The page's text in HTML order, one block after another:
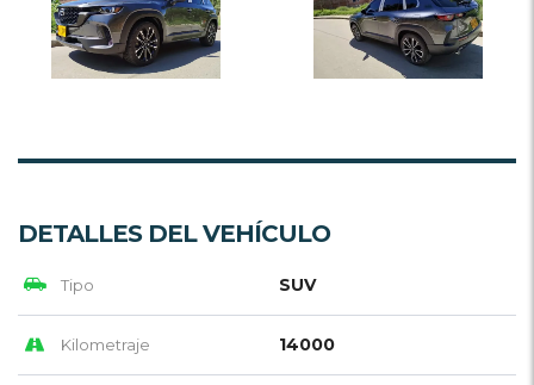
DETALLES DEL VEHÍCULO
Tipo SUV
Kilometraje 14000